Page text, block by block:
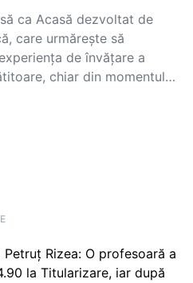
ca Acasă dezvoltat de
care urmărește să
de învățare a
chiar din momentul…
Petruț Rizea: O profesoară a
la Titularizare, iar după